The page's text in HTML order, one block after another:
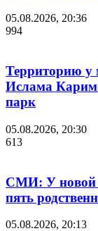
05.08.2026, 20:36
994
Территорию у
Ислама
парк
05.08.2026, 20:30
613
СМИ: У новой
пять
05.08.2026, 20:13